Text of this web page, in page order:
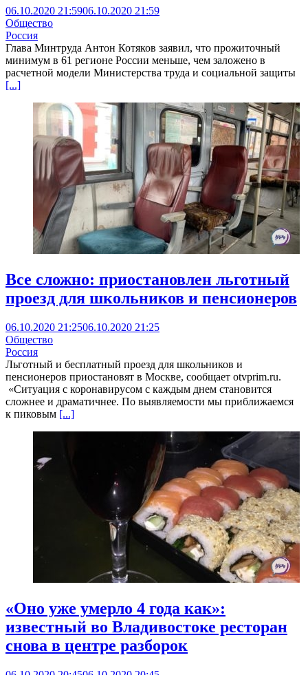
06.10.2020 21:5906.10.2020 21:59
Общество
Россия
Глава Минтруда Антон Котяков заявил, что прожиточный
минимум в 61 регионе России меньше, чем заложено в
расчетной модели Министерства труда и социальной защиты
[...]
Все сложно: приостановлен льготный
проезд для школьников и пенсионеров
06.10.2020 21:2506.10.2020 21:25
Общество
Россия
Льготный и бесплатный проезд для школьников и
пенсионеров приостановят в Москве, сообщает otvprim.ru.
«Ситуация с коронавирусом с каждым днем становится
сложнее и драматичнее. По выявляемости мы приближаемся
к пиковым [...]
«Оно уже умерло 4 года как»:
известный во Владивостоке ресторан
снова в центре разборок